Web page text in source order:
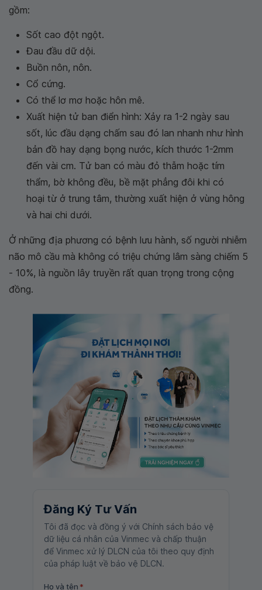
gồm:
Sốt cao đột ngột.
Đau đầu dữ dội.
Buồn nôn, nôn.
Cổ cứng.
Có thể lơ mơ hoặc hôn mê.
Xuất hiện tử ban điển hình: Xảy ra 1-2 ngày sau
sốt, lúc đầu dạng chấm sau đó lan nhanh như hình
bản đồ hay dạng bọng nước, kích thước 1-2mm
đến vài cm. Tử ban có màu đỏ thẫm hoặc tím
thẩm, bờ không đều, bề mặt phẳng đôi khi có
hoại từ ở trung tâm, thường xuất hiện ở vùng hông
và hai chi dưới.
Ở những địa phương có bệnh lưu hành, số người nhiễm
não mô cầu mà không có triệu chứng lâm sàng chiếm 5
- 10%, là nguồn lây truyền rất quan trọng trong cộng
đồng.
Đăng Ký Tư Vấn
Tôi đã đọc và đồng ý với Chính sách bảo vệ
dữ liệu cá nhân của Vinmec và chấp thuận
để Vinmec xử lý DLCN của tôi theo quy định
của pháp luật về bảo vệ DLCN.
Họ và tên *